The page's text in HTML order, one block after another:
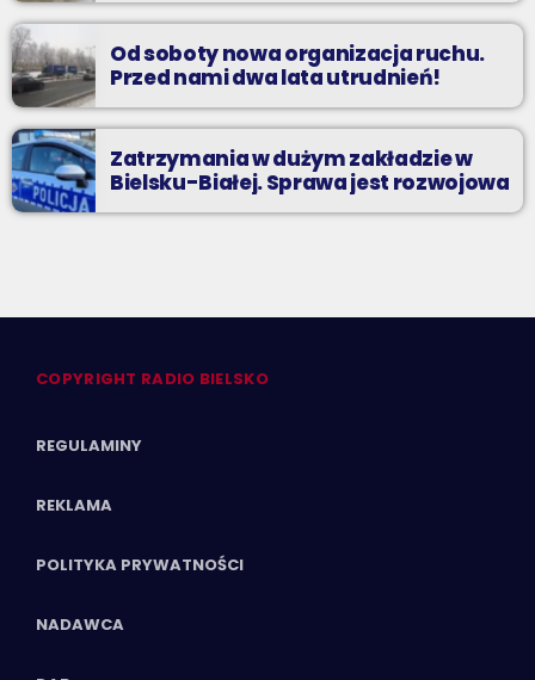
Od soboty nowa organizacja ruchu.
Przed nami dwa lata utrudnień!
Zatrzymania w dużym zakładzie w
Bielsku-Białej. Sprawa jest rozwojowa
COPYRIGHT RADIO BIELSKO
REGULAMINY
REKLAMA
POLITYKA PRYWATNOŚCI
NADAWCA